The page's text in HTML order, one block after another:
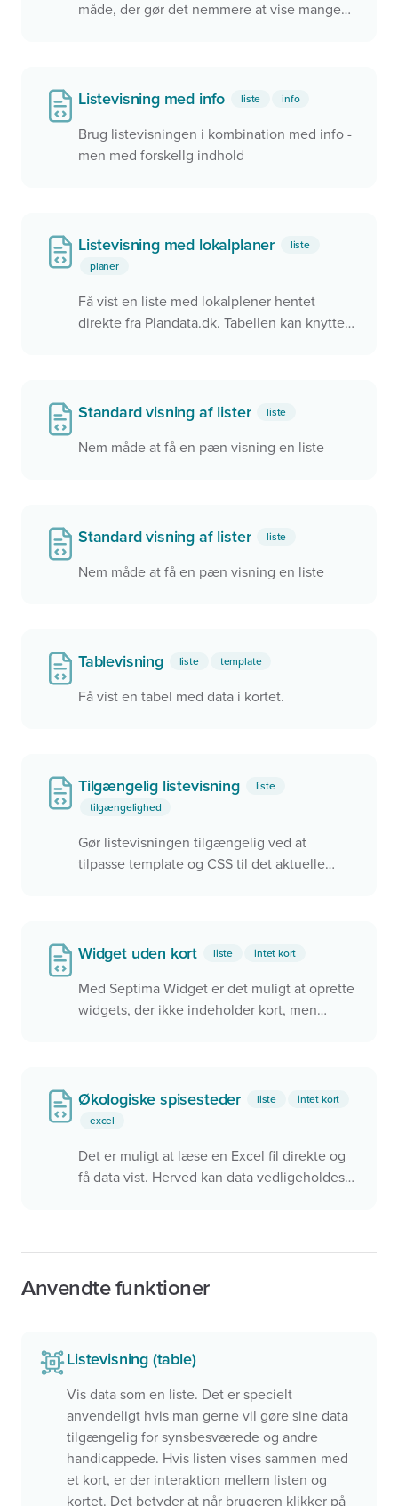
måde, der gør det nemmere at vise mange
Listevisning med info liste info
Brug listevisningen i kombination med info -
men med forskellg indhold
Listevisning med lokalplaner
liste
planer
Få vist en liste med lokalplener hentet
direkte fra Plandata.dk. Tabellen kan knyttes
række i tabellen og zoome hen til objektet i
Standard visning af lister liste
Nem måde at få en pæn visning en liste
Standard visning af lister liste
Nem måde at få en pæn visning en liste
Tablevisning liste template
Få vist en tabel med data i kortet.
Tilgængelig listevisning
liste
tilgængelighed
Gør listevisningen tilgængelig ved at
tilpasse template og CSS til det aktuelle
Widget uden kort liste intet kort
Med Septima Widget er det muligt at oprette
widgets, der ikke indeholder kort, men
Økologiske spisesteder liste
intet kort
excel
Det er muligt at læse en Excel fil direkte og
få data vist. Herved kan data vedligeholdes i
Anvendte funktioner
Listevisning (table)
Vis data som en liste. Det er specielt
anvendeligt hvis man gerne vil gøre sine data
tilgængelig for synsbesværede og andre
handicappede. Hvis listen vises sammen med
et kort, er der interaktion mellem listen og
kortet. Det betyder at når brugeren klikker på